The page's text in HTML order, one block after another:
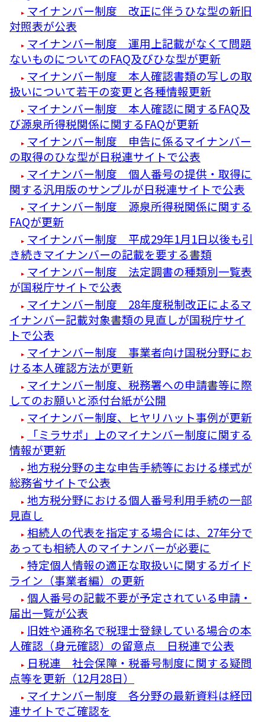
マイナンバー制度 改正に伴うひな型の新旧
対照表が公表
マイナンバー制度 運用上記載がなくて問題
ないものについてのFAQ及びひな型が更新
マイナンバー制度 本人確認書類の写しの取
扱いについて若干の変更と各種情報更新
マイナンバー制度 本人確認に関するFAQ及
び源泉所得税関係に関するFAQが更新
マイナンバー制度 申告に係るマイナンバー
の取得のひな型が日税連サイトで公表
マイナンバー制度 個人番号の提供・取得に
関する汎用版のサンプルが日税連サイトで公表
マイナンバー制度 源泉所得税関係に関する
FAQが更新
マイナンバー制度 平成29年1月1日以後も引
き続きマイナンバーの記載を要する書類
マイナンバー制度 法定調書の種類別一覧表
が国税庁サイトで公表
マイナンバー制度 28年度税制改正によるマ
イナンバー記載対象書類の見直しが国税庁サイ
トで公表
マイナンバー制度 事業者向け国税分野にお
ける本人確認方法が更新
マイナンバー制度、税務署への申請書等に際
してのお願いと添付台紙が公開
マイナンバー制度、ヒヤリハット事例が更新
「ミラサポ」上のマイナンバー制度に関する
情報が更新
地方税分野の主な申告手続等における様式が
総務省サイトで公表
地方税分野における個人番号利用手続の一部
見直し
相続人の代表を指定する場合には、27年分で
あっても相続人のマイナンバーが必要に
特定個人情報の適正な取扱いに関するガイド
ライン（事業者編）の更新
個人番号の記載不要が予定されている申請・
届出一覧が公表
旧姓や通称名で税理士登録している場合の本
人確認（身元確認）の留意点 日税連で公表
日税連 社会保障・税番号制度に関する疑問
点等を更新（12月28日）
マイナンバー制度 各分野の最新資料は経団
連サイトでご確認を